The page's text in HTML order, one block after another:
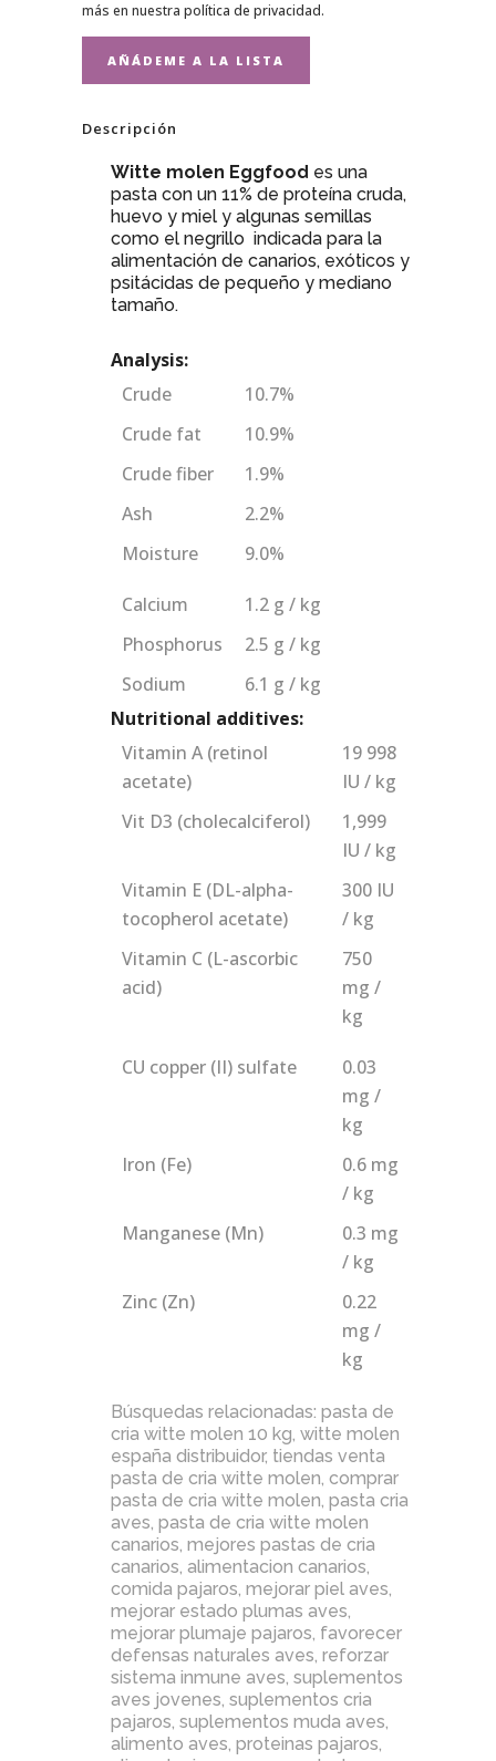
más en nuestra política de privacidad.
Descripción
Witte molen Eggfood es una
pasta con un 11% de proteína cruda,
huevo y miel y algunas semillas
como el negrillo indicada para la
alimentación de canarios, exóticos y
psitácidas de pequeño y mediano
tamaño.
Analysis:
Crude
10.7%
Crude fat
10.9%
Crude fiber
1.9%
Ash
2.2%
Moisture
9.0%
Calcium
1.2 g / kg
Phosphorus
2.5 g / kg
Sodium
6.1 g / kg
Nutritional additives:
Vitamin A (retinol
acetate)
19 998
IU / kg
Vit D3 (cholecalciferol)
1,999
IU / kg
Vitamin E (DL-alpha-
tocopherol acetate)
300 IU
/ kg
Vitamin C (L-ascorbic
acid)
750
mg /
kg
CU copper (II) sulfate
0.03
mg /
kg
Iron (Fe)
0.6 mg
/ kg
Manganese (Mn)
0.3 mg
/ kg
Zinc (Zn)
0.22
mg /
kg
Búsquedas relacionadas: pasta de
cria witte molen 10 kg, witte molen
españa distribuidor, tiendas venta
pasta de cria witte molen, comprar
pasta de cria witte molen, pasta cria
aves, pasta de cria witte molen
canarios, mejores pastas de cria
canarios, alimentacion canarios,
comida pajaros, mejorar piel aves,
mejorar estado plumas aves,
mejorar plumaje pajaros, favorecer
defensas naturales aves, reforzar
sistema inmune aves, suplementos
aves jovenes, suplementos cria
pajaros, suplementos muda aves,
alimento aves, proteinas pajaros,